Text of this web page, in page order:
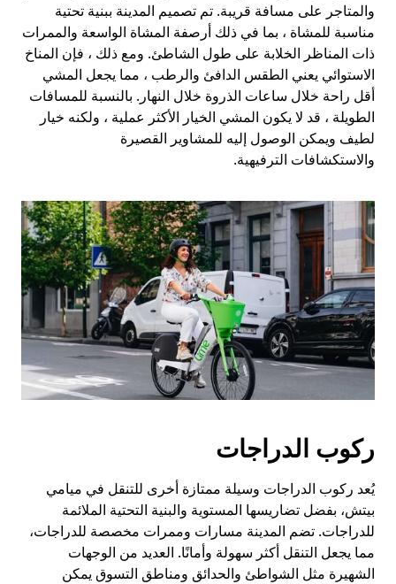
والمتاجر على مسافة قريبة. تم تصميم المدينة ببنية تحتية
مناسبة للمشاة ، بما في ذلك أرصفة المشاة الواسعة والممرات
ذات المناظر الخلابة على طول الشاطئ. ومع ذلك ، فإن المناخ
الاستوائي يعني الطقس الدافئ والرطب ، مما يجعل المشي
أقل راحة خلال ساعات الذروة خلال النهار. بالنسبة للمسافات
الطويلة ، قد لا يكون المشي الخيار الأكثر عملية ، ولكنه خيار
لطيف ويمكن الوصول إليه للمشاوير القصيرة
والاستكشافات الترفيهية.
ركوب الدراجات
يُعد ركوب الدراجات وسيلة ممتازة أخرى للتنقل في ميامي
بيتش، بفضل تضاريسها المستوية والبنية التحتية الملائمة
للدراجات. تضم المدينة مسارات وممرات مخصصة للدراجات،
مما يجعل التنقل أكثر سهولة وأمانًا. العديد من الوجهات
الشهيرة مثل الشواطئ والحدائق ومناطق التسوق يمكن